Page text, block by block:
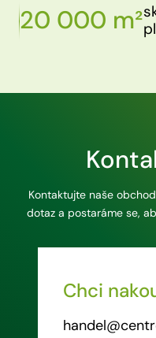
20 000 m²
Kontaktujte naše
dotaz a postaráme se,
Chci